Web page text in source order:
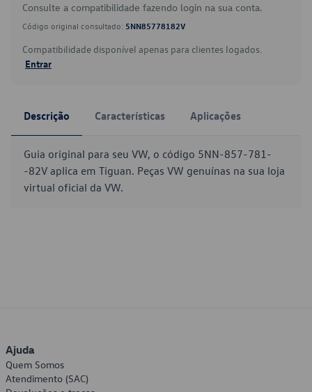
Consulte a compatibilidade fazendo login na sua conta.
Código original consultado: 5NN85778182V
Compatibilidade disponível apenas para clientes logados.
Entrar
Descrição Características Aplicações
Guia original para seu VW, o código 5NN-857-781-
-82V aplica em Tiguan. Peças VW genuínas na sua loja
virtual oficial da VW.
Ajuda
Quem Somos
Atendimento (SAC)